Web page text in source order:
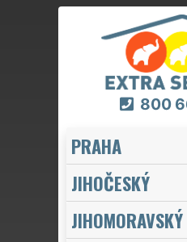
800
PRAHA
JIHOČESKÝ
JIHOMORAVSKÝ